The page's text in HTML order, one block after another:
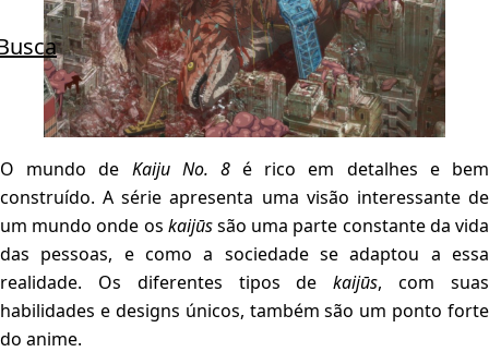
O mundo de Kaiju No. 8é rico em detalhes e bem
construído. A série apresenta uma visão interessante de
um mundo onde os kaijūssão uma parte constante da vida
das pessoas, e como a sociedade se adaptou a essa
realidade. Os diferentes tipos dekaijūs, com suas
habilidades e designs únicos, também são um ponto forte
do anime.